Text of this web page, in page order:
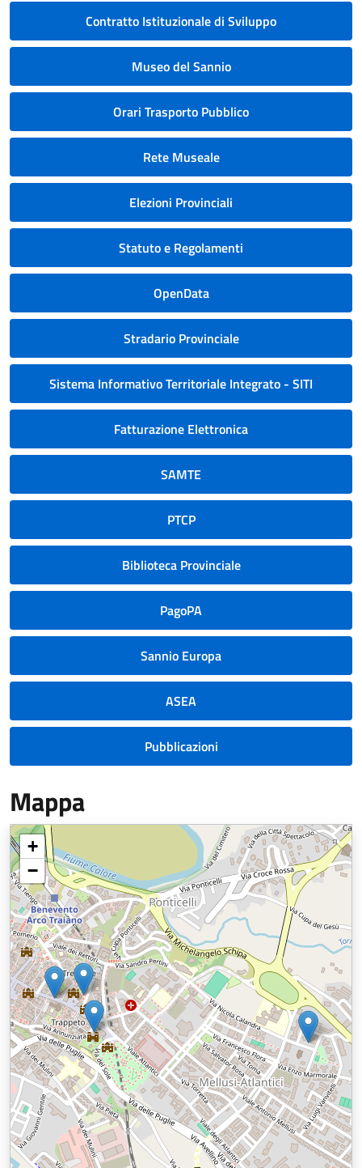
Contratto Istituzionale di Sviluppo
Museo del Sannio
Orari Trasporto Pubblico
Rete Museale
Elezioni Provinciali
Statuto e Regolamenti
OpenData
Stradario Provinciale
Sistema Informativo Territoriale Integrato - SITI
Fatturazione Elettronica
SAMTE
PTCP
Biblioteca Provinciale
PagoPA
Sannio Europa
ASEA
Pubblicazioni
Mappa
+
−